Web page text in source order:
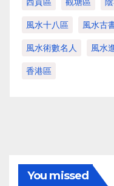
西貢區 觀塘區
風水十八區 風水古
風水術數名人 風水
香港區
You missed